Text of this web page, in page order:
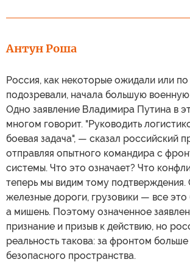
Антун Роша
Россия, как некоторые ожидали или
подозревали, начала большую
Одно заявление Владимира Путина в
многом говорит. "Руководить
боевая задача", — сказал российский
отправляя опытного командира с
системы. Что это означает? Что
теперь мы видим тому подтверждения.
железные дороги, грузовики — все это
а мишень. Поэтому означенное
признание и призыв к действию, но
реальность такова: за фронтом больше
безопасного пространства.